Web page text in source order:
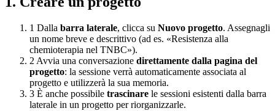
1 Dalla barra laterale, clicca su Nuovo progetto. Assegnagli
un nome breve e descrittivo (ad es. «Resistenza alla
chemioterapia nel TNBC»).
2 Avvia una conversazione direttamente dalla pagina del
progetto: la sessione verrà automaticamente associata al
progetto e utilizzerà la sua memoria.
3 È anche possibile trascinare le sessioni esistenti dalla barra
laterale in un progetto per riorganizzarle.